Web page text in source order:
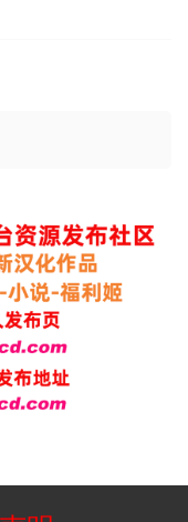
作品。游戏拥有壮丽
，且战斗受不同地形
遣将。